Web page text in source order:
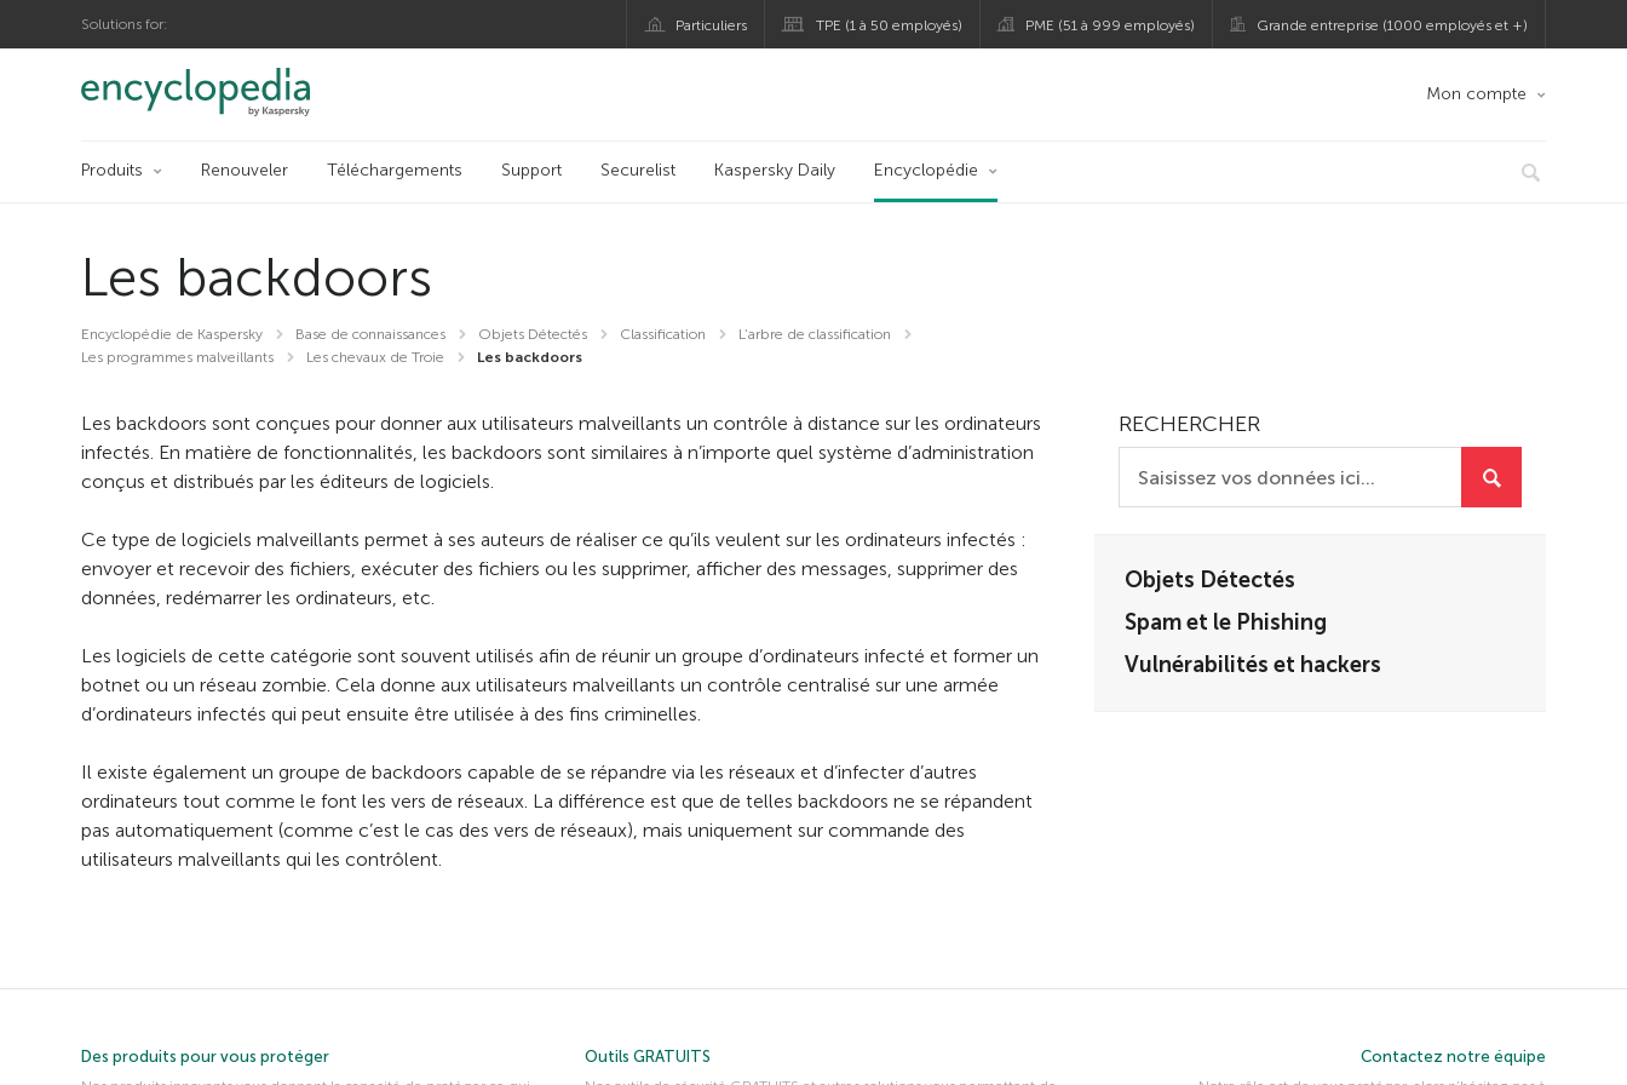
Solutions for: Particuliers TPE (1 à 50 employés) PME (51 à 999 employés) Grande entreprise (1000 employés et +)
Mon compte
Produits Renouveler Téléchargements Support Securelist Kaspersky Daily Encyclopédie
Les backdoors
Encyclopédie de Kaspersky Base de connaissances Objets Détectés Classification
L’arbre de classification
Les programmes malveillants
Les chevaux de Troie Les backdoors
Les backdoors sont conçues pour donner aux utilisateurs malveillants un contrôle à distance sur les ordinateurs
infectés. En matière de fonctionnalités, les backdoors sont similaires à n’importe quel système d’administration
conçus et distribués par les éditeurs de logiciels.
Ce type de logiciels malveillants permet à ses auteurs de réaliser ce qu’ils veulent sur les ordinateurs infectés :
envoyer et recevoir des fichiers, exécuter des fichiers ou les supprimer, afficher des messages, supprimer des
données, redémarrer les ordinateurs, etc.
Les logiciels de cette catégorie sont souvent utilisés afin de réunir un groupe d’ordinateurs infecté et former un
botnet ou un réseau zombie. Cela donne aux utilisateurs malveillants un contrôle centralisé sur une armée
d’ordinateurs infectés qui peut ensuite être utilisée à des fins criminelles.
Il existe également un groupe de backdoors capable de se répandre via les réseaux et d’infecter d’autres
ordinateurs tout comme le font les vers de réseaux. La différence est que de telles backdoors ne se répandent
pas automatiquement (comme c’est le cas des vers de réseaux), mais uniquement sur commande des
utilisateurs malveillants qui les contrôlent.
RECHERCHER
Objets Détectés
Spam et le Phishing
Vulnérabilités et hackers
Des produits pour vous protéger Outils GRATUITS Contactez notre équipe